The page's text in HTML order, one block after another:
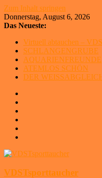
Zum Inhalt springen
Donnerstag, August 6, 2026
Das Neueste:
Virtuell abtauchen –
SCHLANGENGRUBE
AQUARIENFREUNDE
ATEMLOS SCHÖN
DER
VDSTsporttaucher